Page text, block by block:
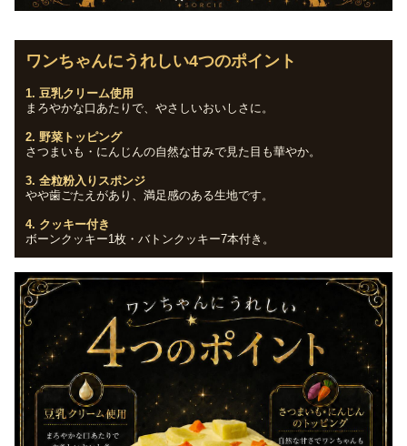
ワンちゃんにうれしい4つのポイント
1. 豆乳クリーム使用
まろやかな口あたりで、やさしいおいしさに。
2. 野菜トッピング
さつまいも・にんじんの自然な甘みで見た目も華やか。
3. 全粒粉入りスポンジ
やや歯ごたえがあり、満足感のある生地です。
4. クッキー付き
ボーンクッキー1枚・バトンクッキー7本付き。